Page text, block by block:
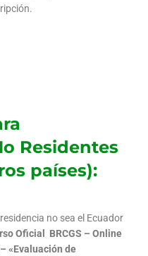
Residentes
países):
no sea el Ecuador
Oficial BRCGS – Online
«Evaluación de